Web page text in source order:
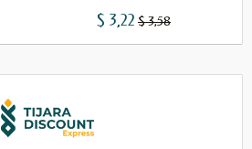
$ 3,22 $ 3,58